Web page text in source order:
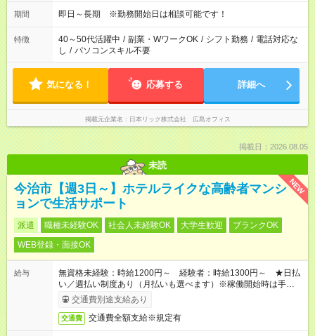
期間 即日～長期 ※勤務開始日は相談可能です！
特徴 40～50代活躍中 / 副業・WワークOK / シフト勤務 / 電話対応な
し / パソコンスキル不要
気になる！ 応募する 詳細へ
掲載元企業名 日本リック株式会社 広島オフィス
掲載日：2026.08.05
未読
NEW
今治市【週3日～】ホテルライクな高齢者マンシ
ョンで生活サポート
派遣 職種未経験OK 社会人未経験OK 大学生歓迎
ブランクOK
WEB登録・面接OK
給与
無資格未経験：時給1200円～ 経験者：時給1300円～ ★日払
い／週払い制度あり（月払いも選べます）※稼働開始時は手続き
完了次第のお支払いとなります。
交通費別途支給あり
交通費 交通費全額支給※規定有